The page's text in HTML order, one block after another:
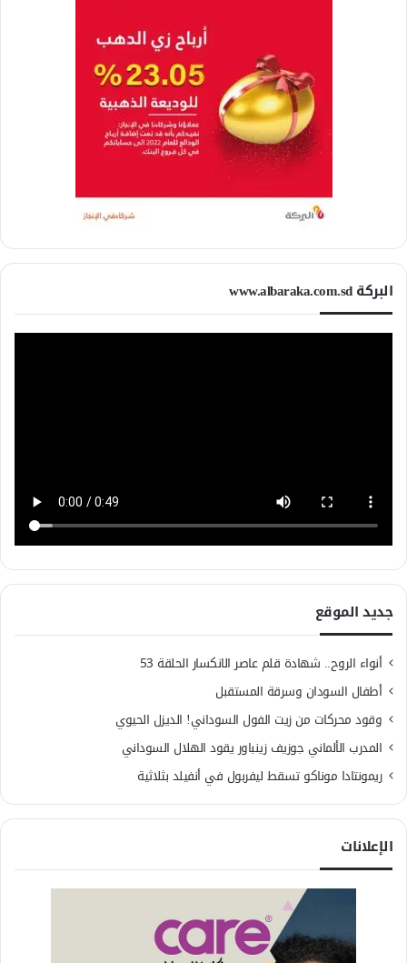
البركة www.albaraka.com.sd
جديد الموقع
أنواء الروح.. شهادة قلم عاصر الانكسار الحلقة 53
أطفال السودان وسرقة المستقبل
وقود محركات من زيت الفول السوداني! الديزل الحيوي
المدرب الألماني جوزيف زينباور يقود الهلال السوداني
ريمونتادا موناكو تسقط ليفربول في أنفيلد بثلاثية
الإعلانات